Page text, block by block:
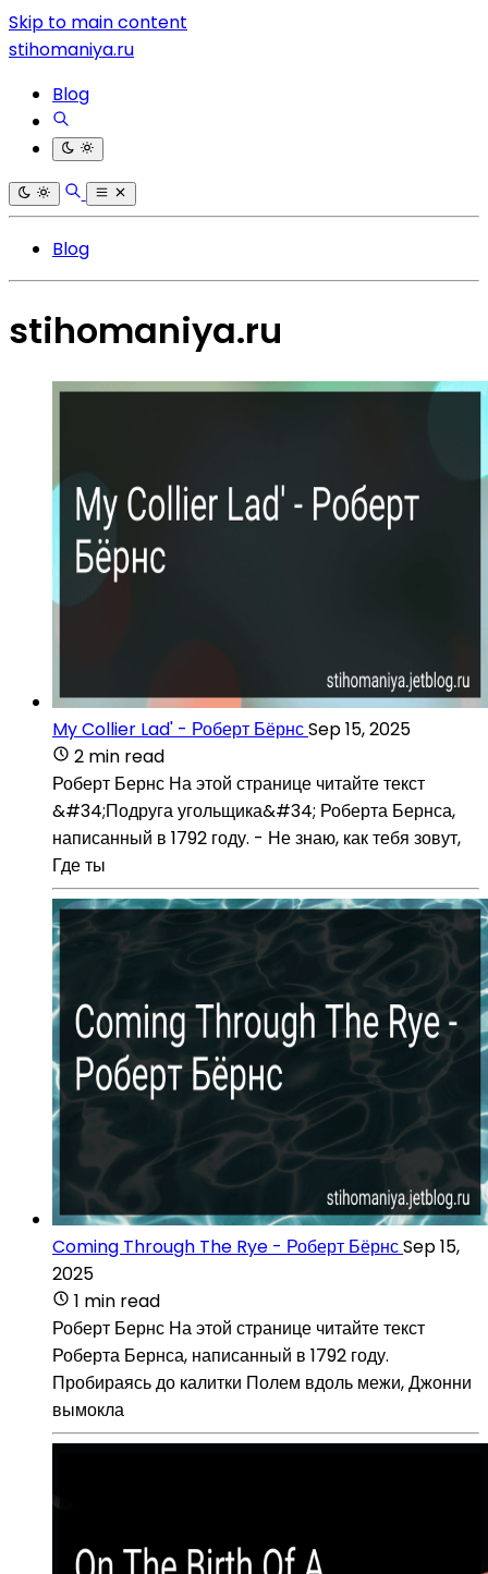
Skip to main content
stihomaniya.ru
Blog
Blog
stihomaniya.ru
My Collier Lad' - Роберт БёрнсSep 15, 2025
2 min read
Роберт Бернс На этой странице читайте текст
&#34;Подруга угольщика&#34; Роберта Бернса,
написанный в 1792 году. - Не знаю, как тебя зовут,
Где ты
Coming Through The Rye - Роберт БёрнсSep 15,
2025
1 min read
Роберт Бернс На этой странице читайте текст
Роберта Бернса, написанный в 1792 году.
Пробираясь до калитки Полем вдоль межи, Джонни
вымокла